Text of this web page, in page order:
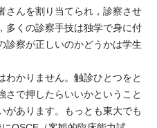
さんを割り当てられ，診察させ
多くの診察手技は独学で身に付
診察が正しいのかどうかは学生
かりません。触診ひとつをと
さで押したらいいかということ
があります。もっとも東大でも